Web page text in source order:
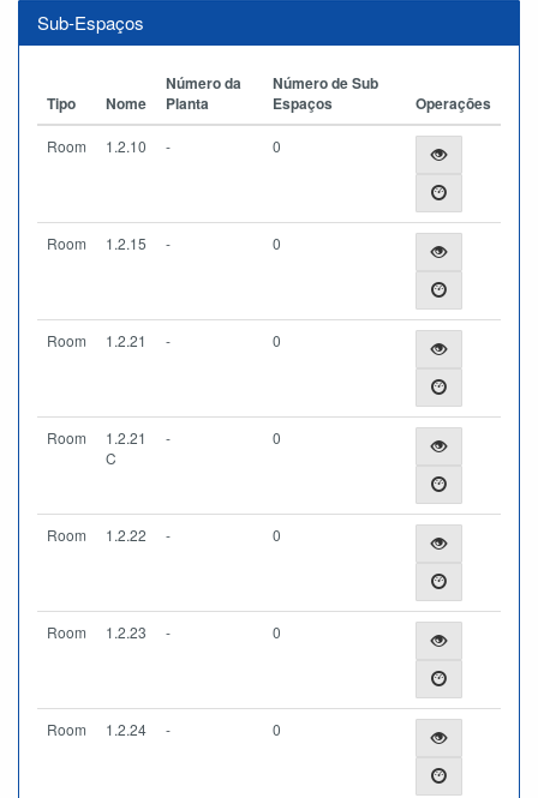
Sub-Espaços
Tipo Nome
Número da
Planta
Número de Sub
Espaços
Operações
Room 1.2.10 - 0
Room 1.2.15 - 0
Room 1.2.21 - 0
Room
1.2.21
C
- 0
Room 1.2.22 - 0
Room 1.2.23 - 0
Room 1.2.24 - 0